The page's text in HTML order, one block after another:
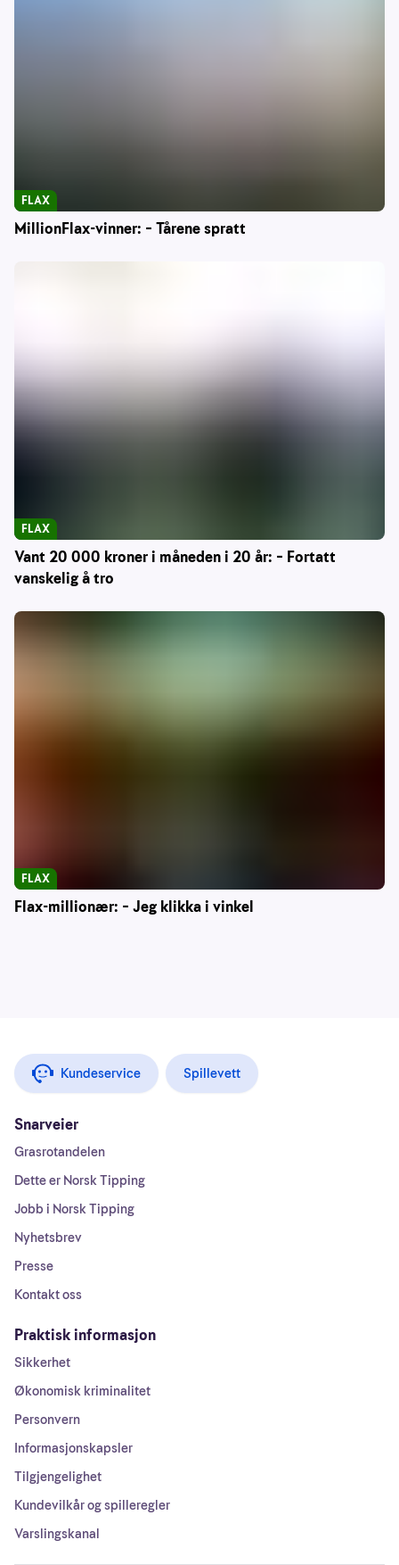
MillionFlax-vinner: – Tårene spratt
FLAX
Vant 20 000 kroner i måneden i 20 år: – Fortatt
vanskelig å tro
FLAX
Flax-millionær: – Jeg klikka i vinkel
FLAX
Kundeservice Spillevett
Snarveier
Grasrotandelen
Dette er Norsk Tipping
Jobb i Norsk Tipping
Nyhetsbrev
Presse
Kontakt oss
Praktisk informasjon
Sikkerhet
Økonomisk kriminalitet
Personvern
Informasjonskapsler
Tilgjengelighet
Kundevilkår og spilleregler
Varslingskanal